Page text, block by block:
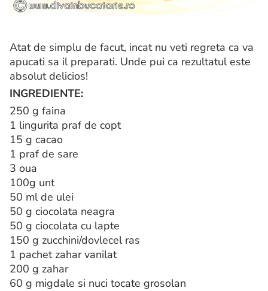
Atat de simplu de facut, incat nu veti regreta ca va
apucati sa il preparati. Unde pui ca rezultatul este
absolut delicios!
INGREDIENTE:
250 g faina
1 lingurita praf de copt
15 g cacao
1 praf de sare
3 oua
100g unt
50 ml de ulei
50 g ciocolata neagra
50 g ciocolata cu lapte
150 g zucchini/dovlecel ras
1 pachet zahar vanilat
200 g zahar
60 g migdale si nuci tocate grosolan